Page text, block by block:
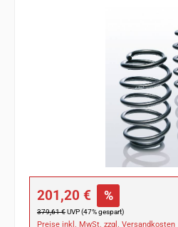
Verkaufspreis:
201,20 € %
Regulärer Preis:
379,61 €UVP (47% gespart)
Preise inkl. MwSt. zzgl. Versandkosten